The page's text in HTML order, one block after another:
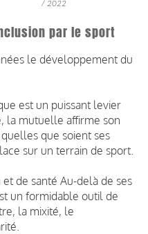
/ 2022
par le sport
le développement du
est un puissant levier
la mutuelle affirme son
que soient ses
sur un terrain de sport.
de santé Au-delà de ses
un formidable outil de
la mixité, le